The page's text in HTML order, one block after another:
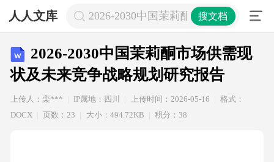
人人文库 2026-2030中国茉莉酮市场供需现状
搜文档
2026-2030中国茉莉酮市场供需现
状及未来竞争战略规划研究报告
上传人：栾*** IP属地：四川 上传时间：2026-05-16
格式：
DOCX
页数：23 大小：494.72KB 积分：38